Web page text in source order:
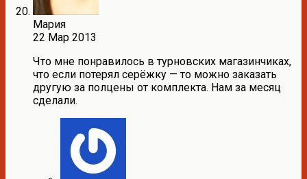
Мария
22 Мар 2013
Что мне понравилось в турновских магазинчиках,
что если потерял серёжку — то можно заказать
другую за полцены от комплекта. Нам за месяц
сделали.